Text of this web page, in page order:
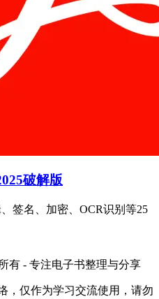
破解版
签名、加密、OCR识别等25
有 - 专注电子书整理与分享
，仅作为学习交流使用，请勿